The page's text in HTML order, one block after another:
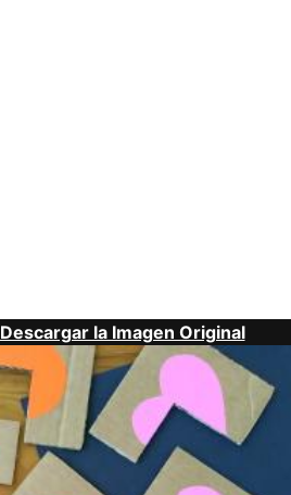
Descargar la Imagen Original